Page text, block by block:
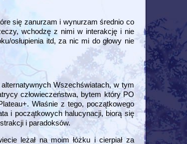
się zanurzam i wynurzam średnio co
wchodzę z nimi w interakcję i nie
osłupienia itd, za nic mi do głowy nie
Wszechświatach, w tym
człowieczeństwa, bytem który PO
Właśnie z tego, początkowego
i początkowych halucynacji, biorą się
i paradoksów.
leżał na moim łóżku i cierpiał za